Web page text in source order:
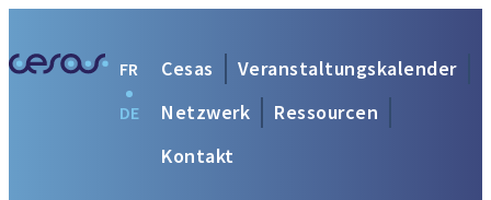
Cesas
Veranstaltungskalender
Netzwerk
Ressourcen
Kontakt
FR
DE